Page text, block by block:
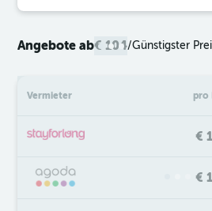
Angebote ab€ 104/Günstigster
Vermieter pro
€
€